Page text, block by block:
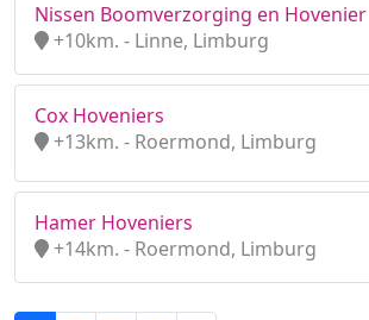
Nissen Boomverzorging en Hovenier
+10km. - Linne, Limburg
Cox Hoveniers
+13km. - Roermond, Limburg
Hamer Hoveniers
+14km. - Roermond, Limburg